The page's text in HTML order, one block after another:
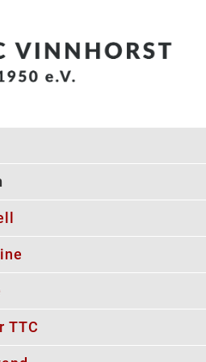
TTC
Vinnhorst.
2, 30419 Hannover